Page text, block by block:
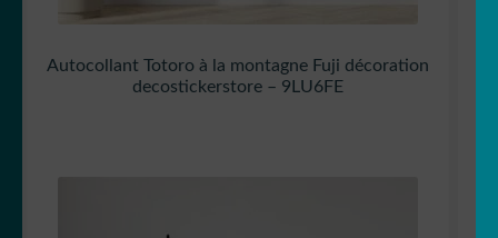
Autocollant Totoro à la montagne Fuji décoration
decostickerstore – 9LU6FE